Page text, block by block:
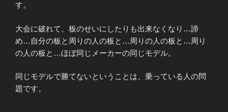
す。
大会に破れて、板のせいにしたりも出来なくなり…諦
め…自分の板と周りの人の板と…周りの人の板と…周り
の人の板と…ほぼ同じメーカーの同じモデル。
同じモデルで勝てないということは、乗っている人の問
題です。